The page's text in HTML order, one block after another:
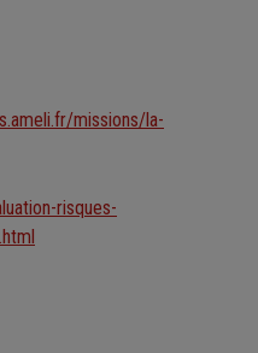
missions/la-
risques-